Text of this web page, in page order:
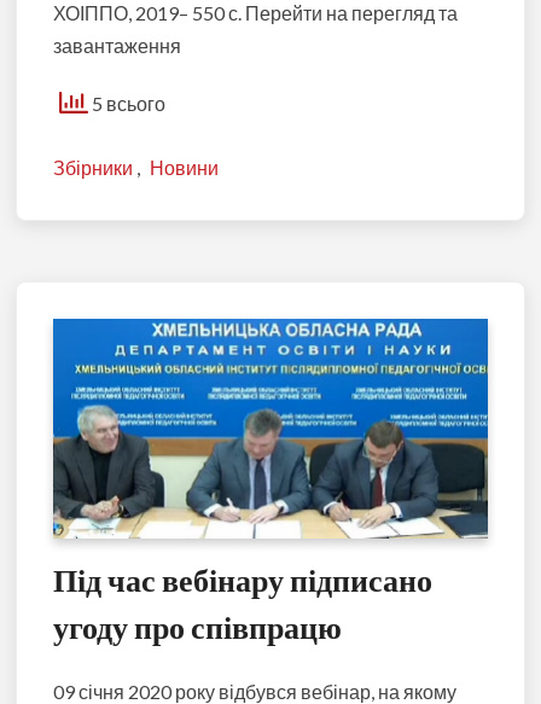
ХОІППО, 2019– 550 с. Перейти на перегляд та
завантаження
5 всього
Збірники Новини
Під час вебінару підписано
угоду про співпрацю
09 січня 2020 року відбувся вебінар, на якому